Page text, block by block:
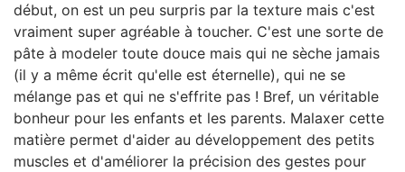
début, on est un peu surpris par la texture mais c'est
vraiment super agréable à toucher. C'est une sorte de
pâte à modeler toute douce mais qui ne sèche jamais
(il y a même écrit qu'elle est éternelle), qui ne se
mélange pas et qui ne s'effrite pas ! Bref, un véritable
bonheur pour les enfants et les parents. Malaxer cette
matière permet d'aider au développement des petits
muscles et d'améliorer la précision des gestes pour